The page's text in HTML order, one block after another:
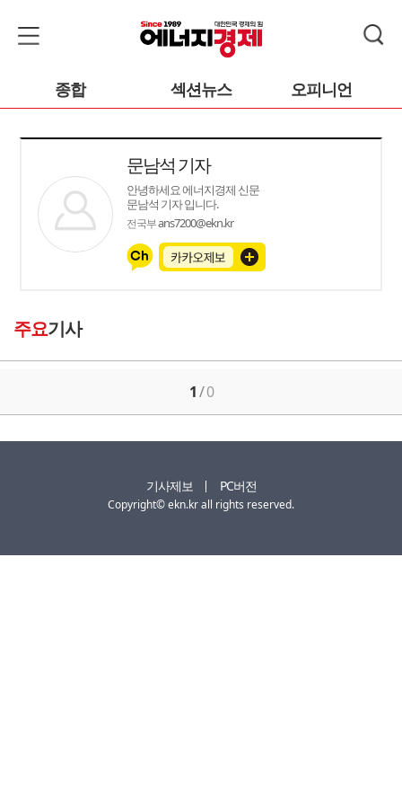
종합 섹션뉴스 오피니언
문남석 기자
안녕하세요 에너지경제 신문
문남석 기자 입니다.
전국부ans7200@ekn.kr
주요기사
1/0
기사제보 PC버전
Copyright© ekn.kr all rights reserved.